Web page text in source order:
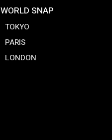
WORLD SNAP
TOKYO
PARIS
LONDON